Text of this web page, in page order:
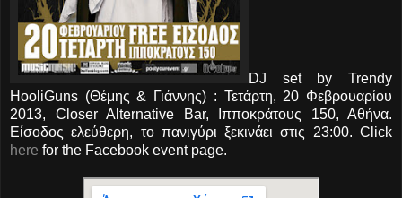
DJ set by Trendy
HooliGuns (Θέμης & Γιάννης) : Τετάρτη, 20 Φεβρουαρίου
2013, Closer Alternative Bar, Ιπποκράτους 150, Αθήνα.
Είσοδος ελεύθερη, το πανιγύρι ξεκινάει στις 23:00. Click
here for the Facebook event page.